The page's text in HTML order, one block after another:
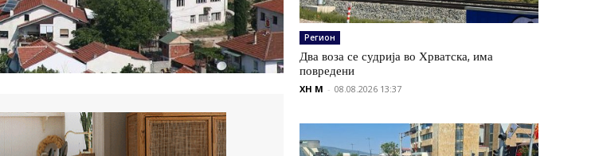
Регион
Два воза се судрија во Хрватска, има
повредени
XH M - 08.08.2026 13:37